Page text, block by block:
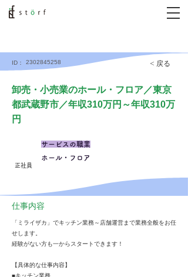
ID： 2302845258 < 戻る
卸売・小売業のホール・フロア／東京
都武蔵野市／年収310万円～年収310万
円
正社員
サービスの職業
ホール・フロア
仕事内容
「ミライザカ」でキッチン業務～店舗運営まで業務全般をお任
せします。
経験がない方も一からスタートできます！
【具体的な仕事内容】
■キッチン業務